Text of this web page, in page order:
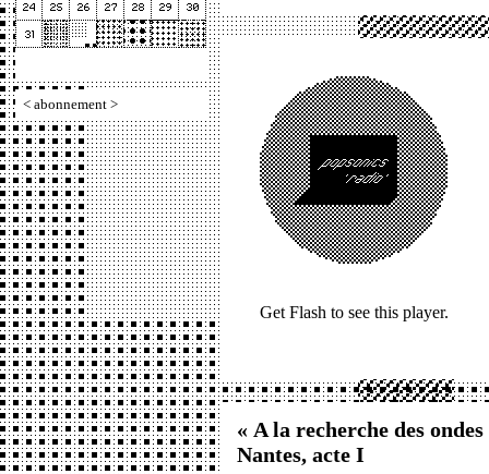
< abonnement >
Get Flash to see this player.
« A la recherche des
Nantes, acte I